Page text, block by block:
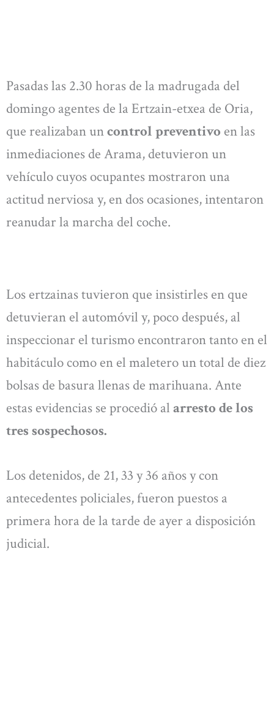
Pasadas las 2.30 horas de la madrugada del
domingo agentes de la Ertzain-etxea de Oria,
que realizaban uncontrol preventivo en las
inmediaciones de Arama, detuvieron un
vehículo cuyos ocupantes mostraron una
actitud nerviosa y, en dos ocasiones, intentaron
reanudar la marcha del coche.
Los ertzainas tuvieron que insistirles en que
detuvieran el automóvil y, poco después, al
inspeccionar el turismo encontraron tanto en el
habitáculo como en el maletero un total de diez
bolsas de basura llenas de marihuana. Ante
estas evidencias se procedió al arresto de los
tres sospechosos.
Los detenidos, de 21, 33 y 36 años y con
antecedentes policiales, fueron puestos a
primera hora de la tarde de ayer a disposición
judicial.